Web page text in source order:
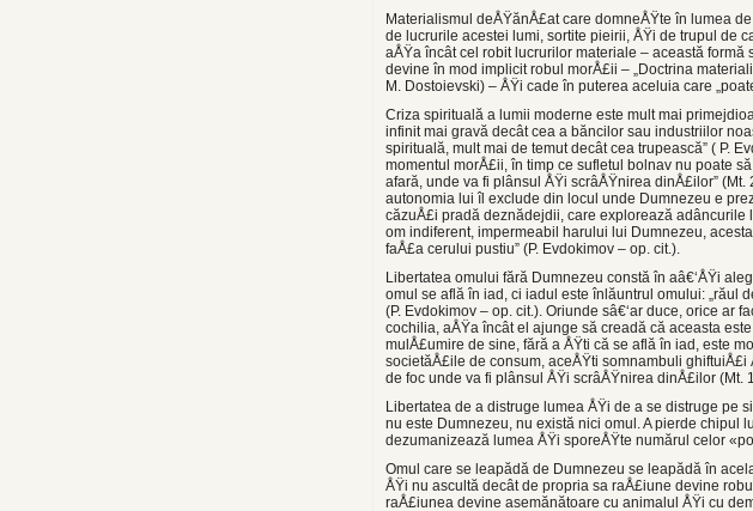
Materialismul deÅŸănÅ£at care domneÅŸte în lumea
de lucrurile acestei lumi, sortite pieirii, ÅŸi de trupul de
aÅŸa încât cel robit lucrurilor materiale – această
devine în mod implicit robul morÅ£ii – „Doctrina
M. Dostoievski) – ÅŸi cade în puterea aceluia care
Criza spirituală a lumii moderne este mult mai
infinit mai gravă decât cea a băncilor sau industriilor
spirituală, mult mai de temut decât cea trupească” ( P.
momentul morÅ£ii, în timp ce sufletul bolnav nu poate
afară, unde va fi plânsul ÅŸi scrâÅŸnirea dinÅ£ilor”
autonomia lui îl exclude din locul unde Dumnezeu e
căzuÅ£i pradă deznădejdii, care explorează
om indiferent, impermeabil harului lui Dumnezeu,
faÅ£a cerului pustiu” (P. Evdokimov – op. cit.).
Libertatea omului fără Dumnezeu constă în aâ€‘ÅŸi
omul se află în iad, ci iadul este înlăuntrul omului: „răul
(P. Evdokimov – op. cit.). Oriunde sâ€‘ar duce, orice ar
cochilia, aÅŸa încât el ajunge să creadă că aceasta
mulÅ£umire de sine, fără a ÅŸti că se află în iad, este
societăÅ£ile de consum, aceÅŸti somnambuli
de foc unde va fi plânsul ÅŸi scrâÅŸnirea dinÅ£ilor (Mt.
Libertatea de a distruge lumea ÅŸi de a se distruge pe
nu este Dumnezeu, nu există nici omul. A pierde
dezumanizează lumea ÅŸi sporeÅŸte numărul celor
Omul care se leapădă de Dumnezeu se leapădă în
ÅŸi nu ascultă decât de propria sa raÅ£iune devine
raÅ£iunea devine asemănătoare cu animalul ÅŸi cu